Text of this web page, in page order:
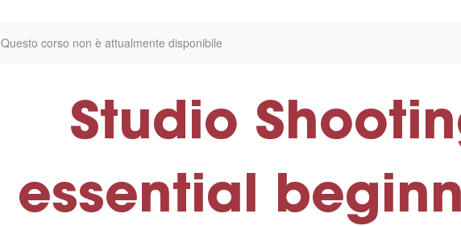
Questo corso non è attualmente disponibile
Studio
essential